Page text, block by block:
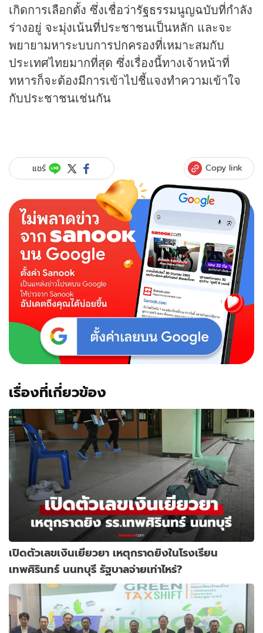
เกิดการเลือกตั้ง ซึ่งเชื่อว่ารัฐธรรมนูญฉบับที่กำลัง
ร่างอยู่ จะมุ่งเน้นที่ประชาชนเป็นหลัก และจะ
พยายามหาระบบการปกครองที่เหมาะสมกับ
ประเทศไทยมากที่สุด ซึ่งเรื่องนี้ทางเจ้าหน้าที่
ทหารก็จะต้องมีการเข้าไปชี้แจงทำความเข้าใจ
กับประชาชนเช่นกัน
แชร์ Copy link
เรื่องที่เกี่ยวข้อง
เปิดตัวเลขเงินเยียวยา เหตุกราดยิงในโรงเรียน
เทพศิรินทร์ นนทบุรี รัฐบาลจ่ายเท่าไหร่?